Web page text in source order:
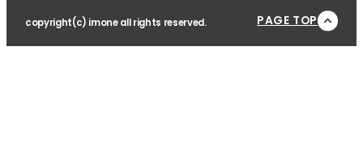
copyright(c) imone all rights reserved. PAGE TOP